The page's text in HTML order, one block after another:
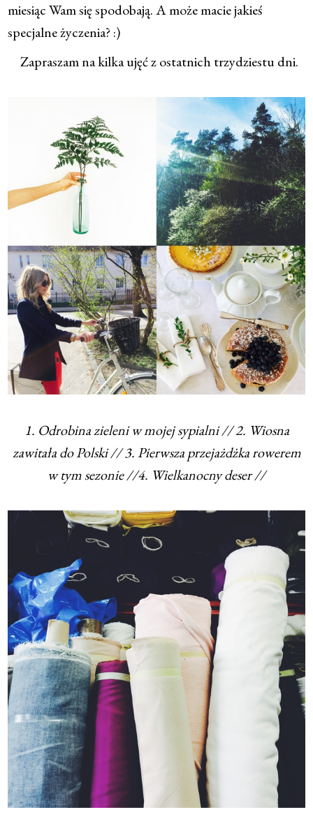
miesiąc Wam się spodobają. A może macie jakieś
specjalne życzenia? :)
Zapraszam na kilka ujęć z ostatnich trzydziestu dni.
1. Odrobina zieleni w mojej sypialni // 2. Wiosna
zawitała do Polski // 3. Pierwsza przejażdżka rowerem
w tym sezonie //4. Wielkanocny deser //